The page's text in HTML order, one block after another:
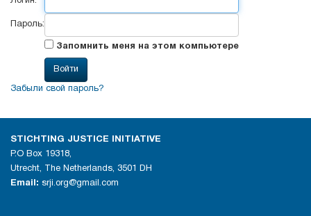
Пароль:
Запомнить меня на этом компьютере
Забыли свой пароль?
STICHTING JUSTICE INITIATIVE
P.O Box 19318,
Utrecht, The Netherlands, 3501 DH
Email: srji.org@gmail.com